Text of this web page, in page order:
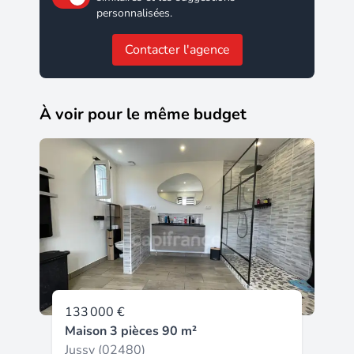
personnalisées.
Contacter l'agence
À voir pour le même budget
133 000 €
Maison 3 pièces 90 m²
Jussy (02480)